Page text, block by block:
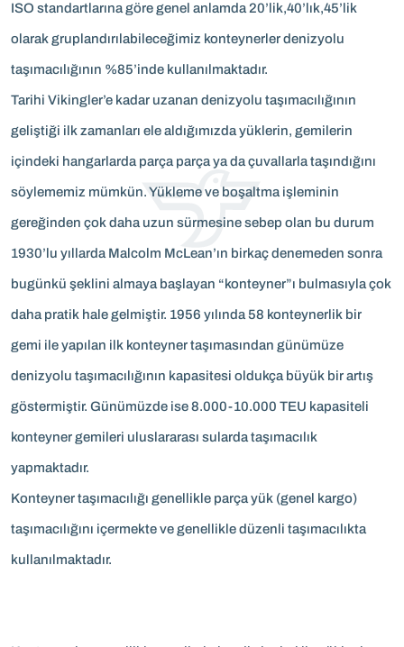
ISO standartlarına göre genel anlamda 20’lik,40’lık,45’lik
olarak gruplandırılabileceğimiz konteynerler denizyolu
taşımacılığının %85’inde kullanılmaktadır.
Tarihi Vikingler’e kadar uzanan denizyolu taşımacılığının
geliştiği ilk zamanları ele aldığımızda yüklerin, gemilerin
içindeki hangarlarda parça parça ya da çuvallarla taşındığını
söylememiz mümkün. Yükleme ve boşaltma işleminin
gereğinden çok daha uzun sürmesine sebep olan bu durum
1930’lu yıllarda Malcolm McLean’ın birkaç denemeden sonra
bugünkü şeklini almaya başlayan “konteyner”ı bulmasıyla çok
daha pratik hale gelmiştir. 1956 yılında 58 konteynerlik bir
gemi ile yapılan ilk konteyner taşımasından günümüze
denizyolu taşımacılığının kapasitesi oldukça büyük bir artış
göstermiştir. Günümüzde ise 8.000-10.000 TEU kapasiteli
konteyner gemileri uluslararası sularda taşımacılık
yapmaktadır.
Konteyner taşımacılığı genellikle parça yük (genel kargo)
taşımacılığını içermekte ve genellikle düzenli taşımacılıkta
kullanılmaktadır.